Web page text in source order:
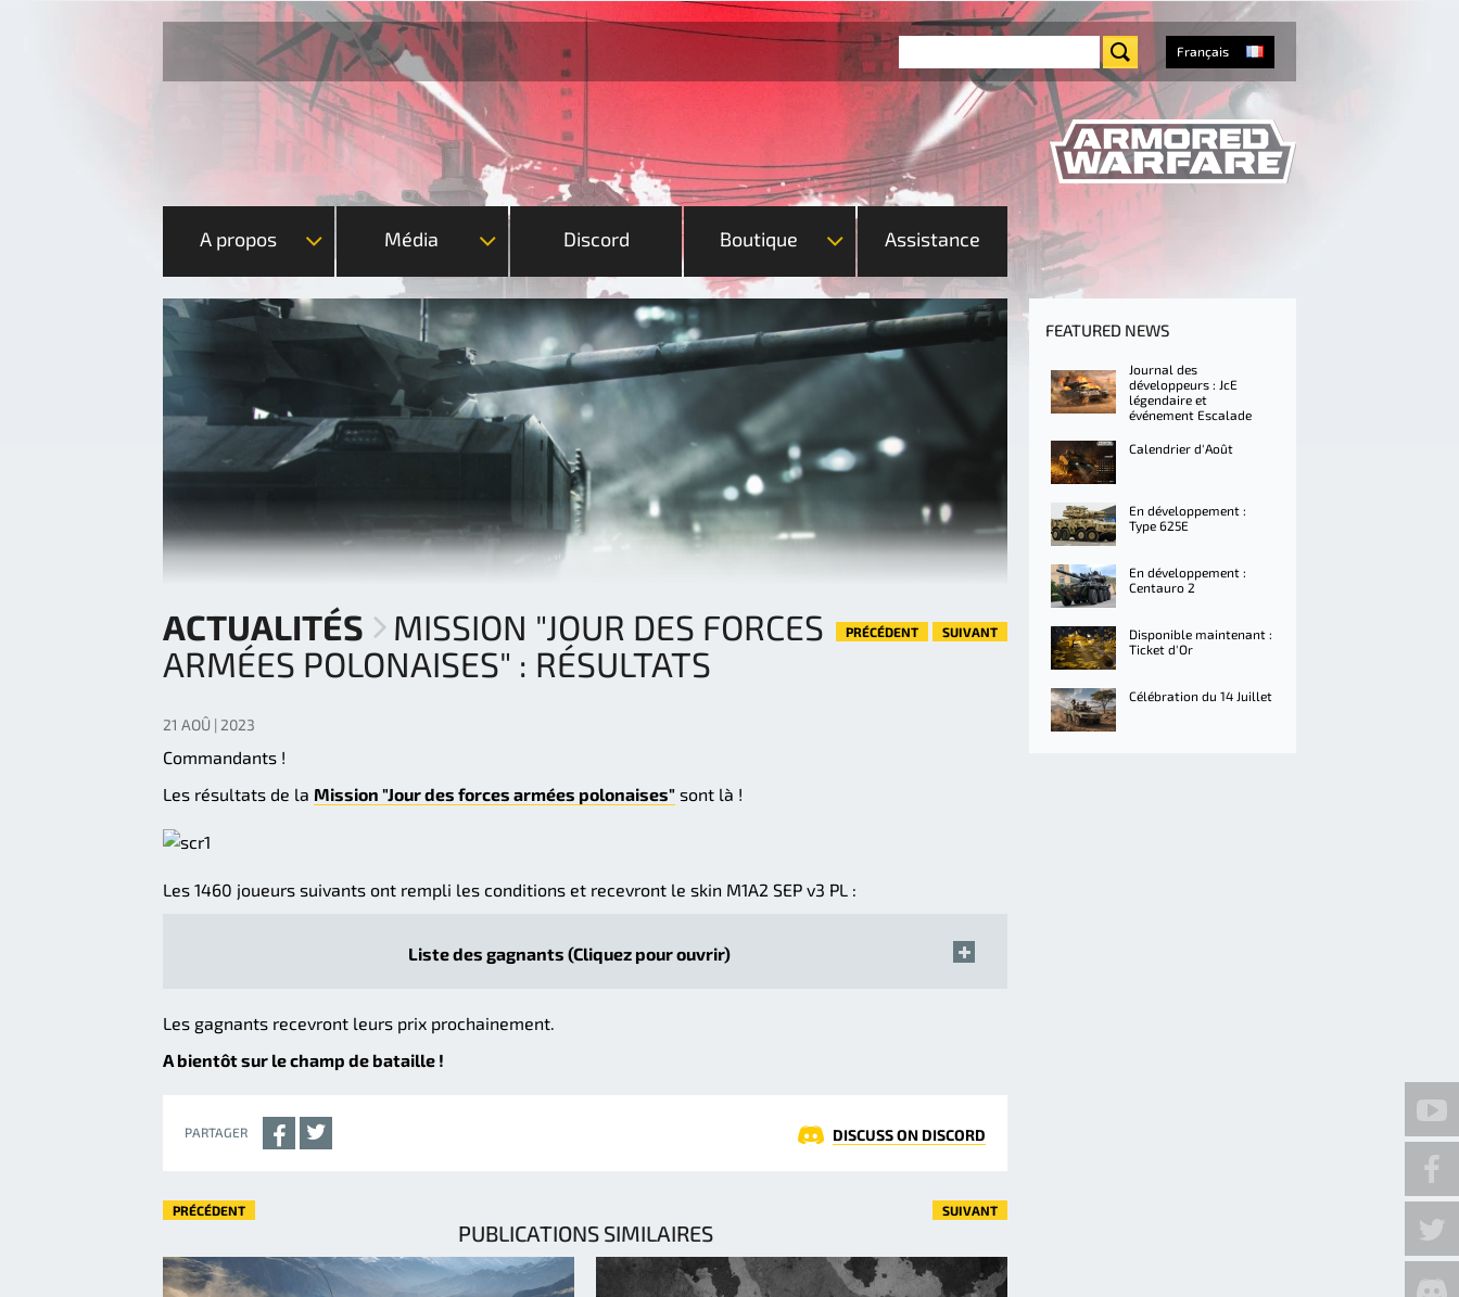
Français
A propos Média Discord Boutique Assistance
ACTUALITÉS
MISSION "JOUR DES FORCES
ARMÉES POLONAISES" : RÉSULTATS
PRÉCÉDENT SUIVANT
21 AOÛ | 2023
Commandants !
Les résultats de la Mission "Jour des forces armées polonaises" sont là !
Les 1460 joueurs suivants ont rempli les conditions et recevront le skin M1A2 SEP v3 PL :
Liste des gagnants (Cliquez pour ouvrir)
Les gagnants recevront leurs prix prochainement.
A bientôt sur le champ de bataille !
PARTAGER DISCUSS ON DISCORD
PRÉCÉDENT SUIVANT
PUBLICATIONS SIMILAIRES
FEATURED NEWS
Journal des
développeurs : JcE
légendaire et
événement Escalade
Calendrier d'Août
En développement :
Type 625E
En développement :
Centauro 2
Disponible maintenant :
Ticket d'Or
Célébration du 14 Juillet